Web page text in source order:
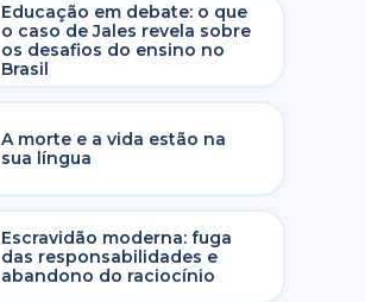
Educação em debate: o que
o caso de Jales revela sobre
os desafios do ensino no
Brasil
A morte e a vida estão na
sua língua
Escravidão moderna: fuga
das responsabilidades e
abandono do raciocínio